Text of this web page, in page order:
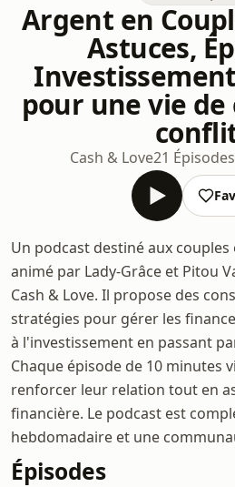
Argent en
Astuces,
pour une vie de
Cash & Love21 Épisodes
Un podcast destiné aux
animé par Lady-Grâce et Pitou
Cash & Love. Il propose des
stratégies pour gérer les
à l'investissement en passant
Chaque épisode de 10 minutes
renforcer leur relation tout en
financière. Le podcast est
hebdomadaire et une
Épisodes